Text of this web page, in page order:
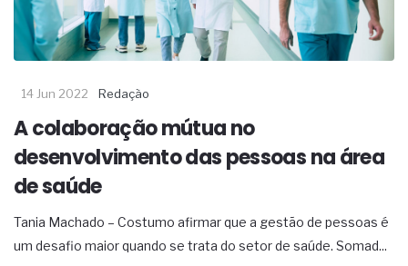
14 Jun 2022 Redação
A colaboração mútua no
desenvolvimento das pessoas na área
de saúde
Tania Machado – Costumo afirmar que a gestão de pessoas é
um desafio maior quando se trata do setor de saúde. Somad...